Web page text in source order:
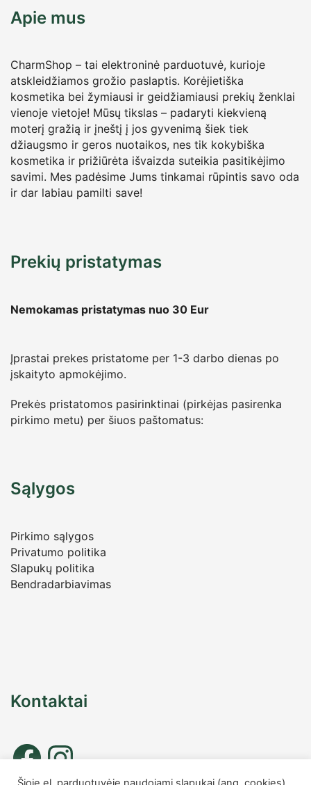
Apie mus
CharmShop – tai elektroninė parduotuvė, kurioje
atskleidžiamos grožio paslaptis. Korėjietiška
kosmetika bei žymiausi ir geidžiamiausi prekių ženklai
vienoje vietoje! Mūsų tikslas – padaryti kiekvieną
moterį gražią ir įneštį į jos gyvenimą šiek tiek
džiaugsmo ir geros nuotaikos, nes tik kokybiška
kosmetika ir prižiūrėta išvaizda suteikia pasitikėjimo
savimi. Mes padėsime Jums tinkamai rūpintis savo oda
ir dar labiau pamilti save!
Prekių pristatymas
Nemokamas pristatymas nuo 30 Eur
Įprastai prekes pristatome per 1-3 darbo dienas po
įskaityto apmokėjimo.
Prekės pristatomos pasirinktinai (pirkėjas pasirenka
pirkimo metu) per šiuos paštomatus:
Sąlygos
Pirkimo sąlygos
Privatumo politika
Slapukų politika
Bendradarbiavimas
Kontaktai